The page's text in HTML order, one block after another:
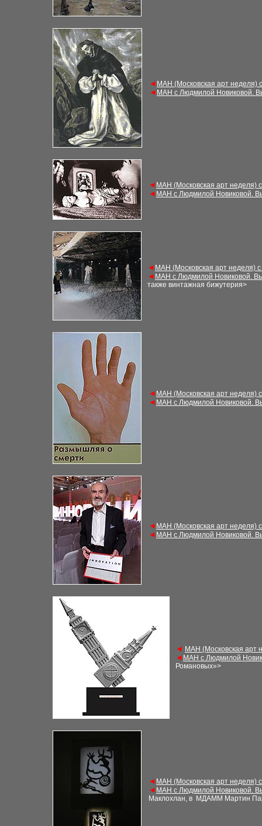
◄ МАН (Московская арт
◄ МАН с Людмилой Новиковой.
◄ МАН (Московская арт неделя)
◄ МАН с Людмилой Новиковой.
◄ МАН (Московская арт неделя)
◄ МАН с Людмилой Новиковой.
также винтажная бижутерия>
◄ МАН (Московская арт неделя)
◄ МАН с Людмилой Новиковой.
◄ МАН (Московская арт неделя)
◄ МАН с Людмилой Новиковой.
◄ МАН (Московская арт
◄ МАН с Людмилой
Романовых»>
◄ МАН (Московская арт неделя)
◄ МАН с Людмилой Новиковой.
Маклохлан, в МДАММ Мартин